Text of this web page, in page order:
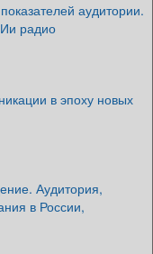
аудитории.
радио
в эпоху новых
Аудитория,
в России,